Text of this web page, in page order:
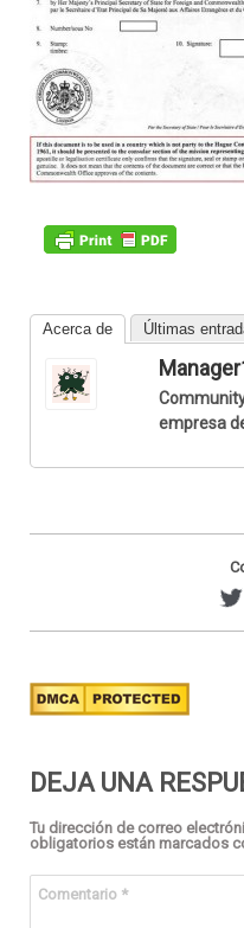
Acerca de Últimas
empresa
DEJA UNA
Tu dirección de correo
obligatorios están marcados
Comentario *